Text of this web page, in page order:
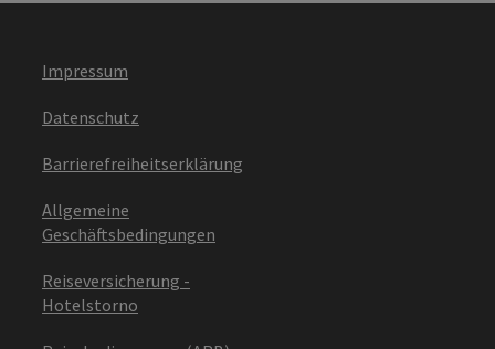
Impressum
Datenschutz
Barrierefreiheitserklärung
Allgemeine
Geschäftsbedingungen
Reiseversicherung -
Hotelstorno